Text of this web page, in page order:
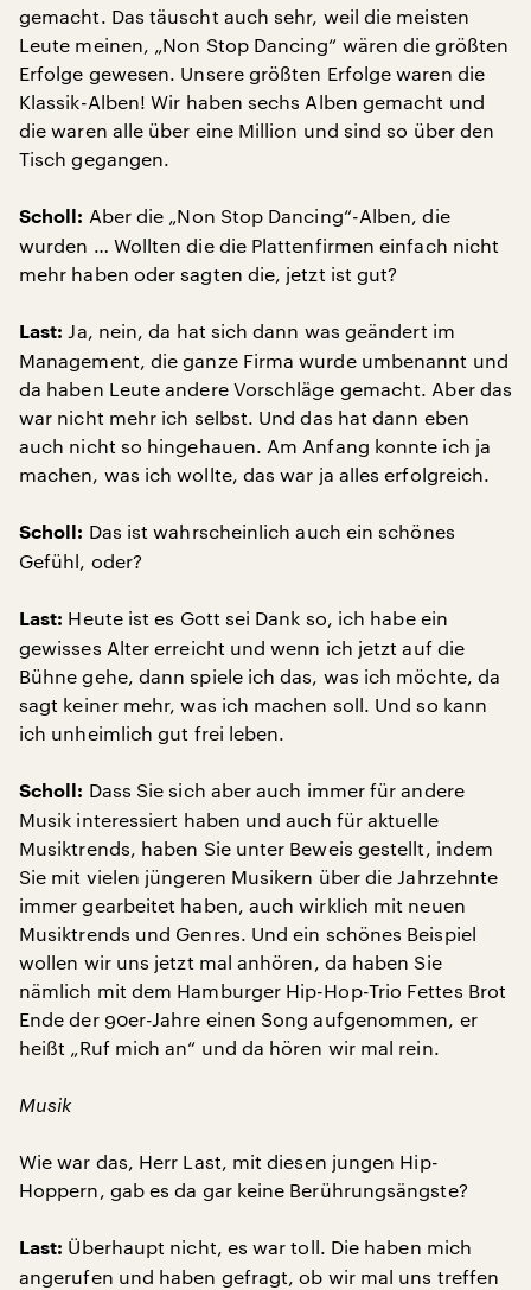
gemacht. Das täuscht auch sehr, weil die meisten
Leute meinen, „Non Stop Dancing“ wären die größten
Erfolge gewesen. Unsere größten Erfolge waren die
Klassik-Alben! Wir haben sechs Alben gemacht und
die waren alle über eine Million und sind so über den
Tisch gegangen.
Scholl: Aber die „Non Stop Dancing“-Alben, die
wurden … Wollten die die Plattenfirmen einfach nicht
mehr haben oder sagten die, jetzt ist gut?
Last: Ja, nein, da hat sich dann was geändert im
Management, die ganze Firma wurde umbenannt und
da haben Leute andere Vorschläge gemacht. Aber das
war nicht mehr ich selbst. Und das hat dann eben
auch nicht so hingehauen. Am Anfang konnte ich ja
machen, was ich wollte, das war ja alles erfolgreich.
Scholl: Das ist wahrscheinlich auch ein schönes
Gefühl, oder?
Last: Heute ist es Gott sei Dank so, ich habe ein
gewisses Alter erreicht und wenn ich jetzt auf die
Bühne gehe, dann spiele ich das, was ich möchte, da
sagt keiner mehr, was ich machen soll. Und so kann
ich unheimlich gut frei leben.
Scholl: Dass Sie sich aber auch immer für andere
Musik interessiert haben und auch für aktuelle
Musiktrends, haben Sie unter Beweis gestellt, indem
Sie mit vielen jüngeren Musikern über die Jahrzehnte
immer gearbeitet haben, auch wirklich mit neuen
Musiktrends und Genres. Und ein schönes Beispiel
wollen wir uns jetzt mal anhören, da haben Sie
nämlich mit dem Hamburger Hip-Hop-Trio Fettes Brot
Ende der 90er-Jahre einen Song aufgenommen, er
heißt „Ruf mich an“ und da hören wir mal rein.
Musik
Wie war das, Herr Last, mit diesen jungen Hip-
Hoppern, gab es da gar keine Berührungsängste?
Last: Überhaupt nicht, es war toll. Die haben mich
angerufen und haben gefragt, ob wir mal uns treffen